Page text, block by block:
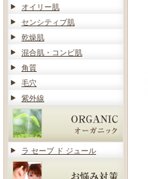
オイリー肌
センシティブ肌
乾燥肌
混合肌・コンビ肌
角質
毛穴
紫外線
ラ セーブ ド ジュール